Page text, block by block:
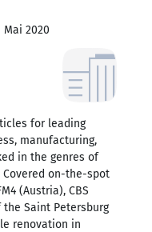
Mai 2020
for leading
manufacturing,
in the genres of
on-the-spot
(Austria), CBS
the Saint Petersburg
renovation in